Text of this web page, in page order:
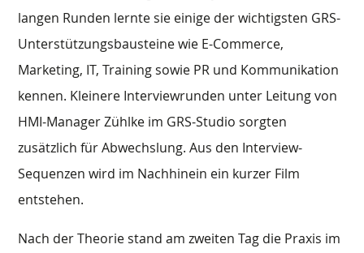
langen Runden lernte sie einige der wichtigsten GRS-
Unterstützungsbausteine wie E-Commerce,
Marketing, IT, Training sowie PR und Kommunikation
kennen. Kleinere Interviewrunden unter Leitung von
HMI-Manager Zühlke im GRS-Studio sorgten
zusätzlich für Abwechslung. Aus den Interview-
Sequenzen wird im Nachhinein ein kurzer Film
entstehen.
Nach der Theorie stand am zweiten Tag die Praxis im